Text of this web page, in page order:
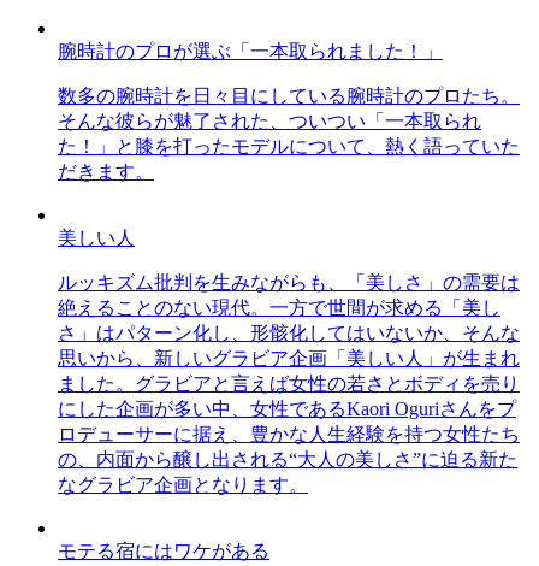
腕時計のプロが選ぶ「一本取られました！」
数多の腕時計を日々目にしている腕時計のプロたち。
そんな彼らが魅了された、ついつい「一本取られ
た！」と膝を打ったモデルについて、熱く語っていた
だきます。
美しい人
ルッキズム批判を生みながらも、「美しさ」の需要は
絶えることのない現代。一方で世間が求める「美し
さ」はパターン化し、形骸化してはいないか、そんな
思いから、新しいグラビア企画「美しい人」が生まれ
ました。グラビアと言えば女性の若さとボディを売り
にした企画が多い中、女性であるKaori Oguriさんをプ
ロデューサーに据え、豊かな人生経験を持つ女性たち
の、内面から醸し出される“大人の美しさ”に迫る新た
なグラビア企画となります。
モテる宿にはワケがある